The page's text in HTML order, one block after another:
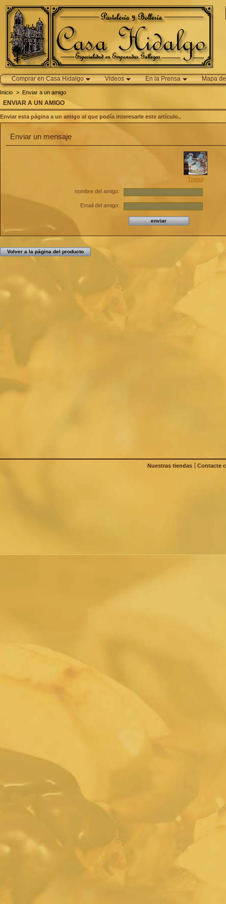
Comprar en Casa Hidalgo Videos En la Prensa Mapa
Inicio > Enviar a un amigo
ENVIAR A UN AMIGO
Enviar esta página a un amigo al que podía interesarle este artículo..
Enviar un mensaje
Trebol
nombre del amigo:
Email del amigo:
Volver a la página del producto
Nuestras tiendas Contacte